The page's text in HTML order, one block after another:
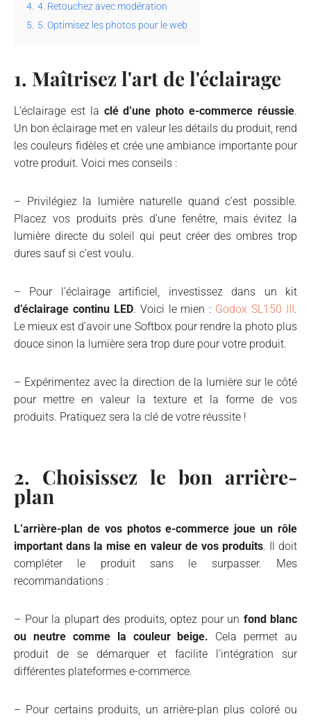
4. 4. Retouchez avec modération
5. 5. Optimisez les photos pour le web
1. Maîtrisez l'art de l'éclairage
L’éclairage est la clé d’une photo e-commerce réussie.
Un bon éclairage met en valeur les détails du produit, rend
les couleurs fidèles et crée une ambiance importante pour
votre produit. Voici mes conseils :
– Privilégiez la lumière naturelle quand c’est possible.
Placez vos produits près d’une fenêtre, mais évitez la
lumière directe du soleil qui peut créer des ombres trop
dures sauf si c’est voulu.
– Pour l’éclairage artificiel, investissez dans un kit
d’éclairage continu LED. Voici le mien : Godox SL150 III.
Le mieux est d’avoir une Softbox pour rendre la photo plus
douce sinon la lumière sera trop dure pour votre produit.
– Expérimentez avec la direction de la lumière sur le côté
pour mettre en valeur la texture et la forme de vos
produits. Pratiquez sera la clé de votre réussite !
2. Choisissez le bon arrière-
plan
L’arrière-plan de vos photos e-commerce joue un rôle
important dans la mise en valeur de vos produits. Il doit
compléter le produit sans le surpasser. Mes
recommandations :
– Pour la plupart des produits, optez pour un fond blanc
ou neutre comme la couleur beige. Cela permet au
produit de se démarquer et facilite l’intégration sur
différentes plateformes e-commerce.
– Pour certains produits, un arrière-plan plus coloré ou